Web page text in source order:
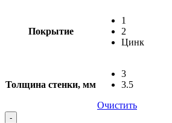
Покрытие
1
2
Цинк
Толщина стенки, мм
3
3.5
Очистить
-